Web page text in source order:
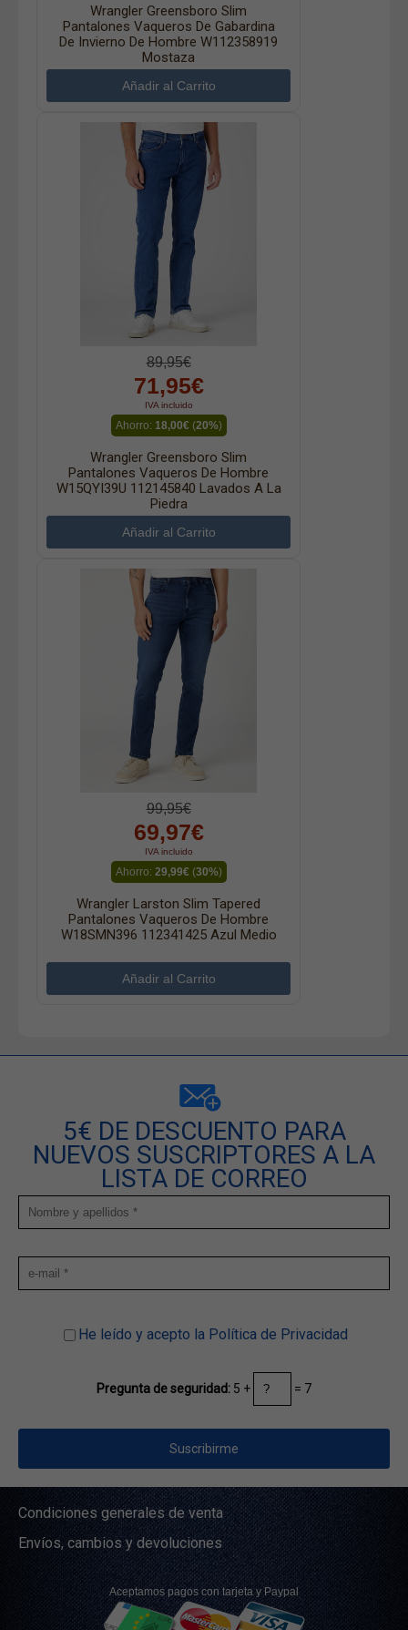
Wrangler Greensboro Slim
Pantalones Vaqueros De Gabardina
De Invierno De Hombre W112358919
Mostaza
89,95€
71,95€
IVA incluido
Ahorro: 18,00€(20%)
Wrangler Greensboro Slim
Pantalones Vaqueros De Hombre
W15QYI39U 112145840 Lavados A La
Piedra
99,95€
69,97€
IVA incluido
Ahorro: 29,99€(30%)
Wrangler Larston Slim Tapered
Pantalones Vaqueros De Hombre
W18SMN396 112341425 Azul Medio
5€ DE DESCUENTO PARA
NUEVOS SUSCRIPTORES A LA
LISTA DE CORREO
He leído y acepto la Política de Privacidad
Pregunta de seguridad: 5 + = 7
Condiciones generales de venta
Envíos, cambios y devoluciones
Aceptamos pagos con tarjeta y Paypal